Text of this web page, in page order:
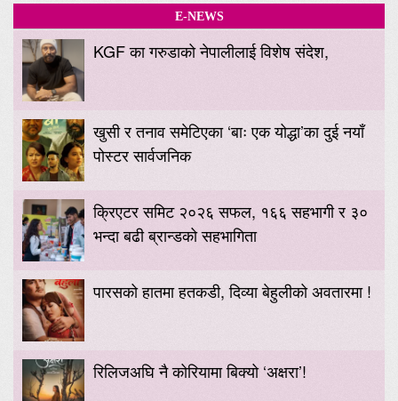
E-NEWS
KGF का गरुडाको नेपालीलाई विशेष संदेश,
खुसी र तनाव समेटिएका ‘बाः एक योद्धा’का दुई नयाँ
पोस्टर सार्वजनिक
क्रिएटर समिट २०२६ सफल, १६६ सहभागी र ३०
भन्दा बढी ब्रान्डको सहभागिता
पारसको हातमा हतकडी, दिव्या बेहुलीको अवतारमा !
रिलिजअघि नै कोरियामा बिक्यो ‘अक्षरा’!